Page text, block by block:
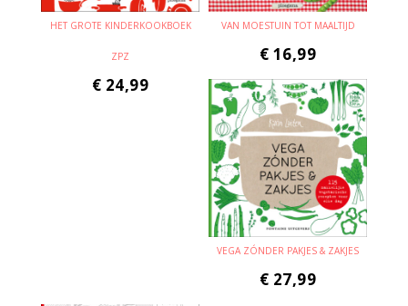
HET GROTE KINDERKOOKBOEK
ZPZ
€ 24,99
VAN MOESTUIN TOT MAALTIJD
€ 16,99
VEGA ZÓNDER PAKJES & ZAKJES
€ 27,99